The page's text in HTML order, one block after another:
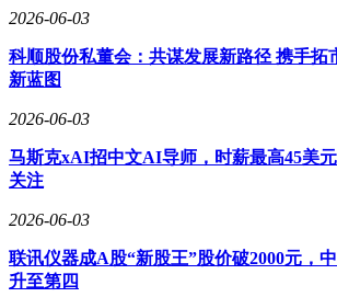
2026-06-03
科顺股份私董会：共谋发展新路径 携手拓
新蓝图
2026-06-03
马斯克xAI招中文AI导师，时薪最高45美元
关注
2026-06-03
联讯仪器成A股“新股王”股价破2000元，
升至第四